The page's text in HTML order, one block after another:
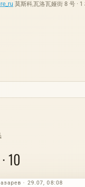
莫斯科,瓦洛瓦娅街 8 号 · 1
10
· 29.07, 08:08